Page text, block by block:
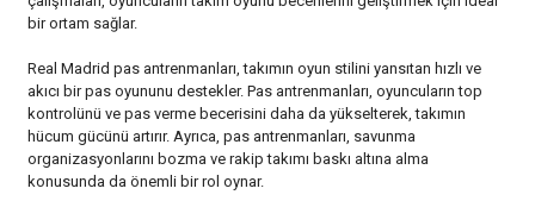
bir ortam sağlar.
Real Madrid pas antrenmanları, takımın oyun stilini yansıtan hızlı ve
akıcı bir pas oyununu destekler. Pas antrenmanları, oyuncuların top
kontrolünü ve pas verme becerisini daha da yükselterek, takımın
hücum gücünü artırır. Ayrıca, pas antrenmanları, savunma
organizasyonlarını bozma ve rakip takımı baskı altına alma
konusunda da önemli bir rol oynar.